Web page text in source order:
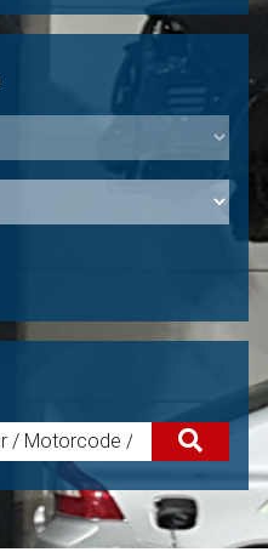
Nicht gefunden?